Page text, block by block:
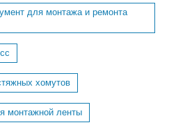
для монтажа и ремонта
хомутов
монтажной ленты